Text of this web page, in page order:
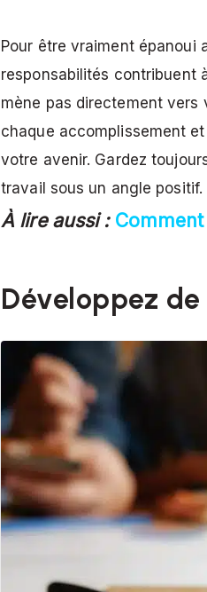
Pour être vraiment épanoui
responsabilités contribuent
mène pas directement vers
chaque accomplissement
votre avenir. Gardez
travail sous un angle positif.
À lire aussi :
Développez